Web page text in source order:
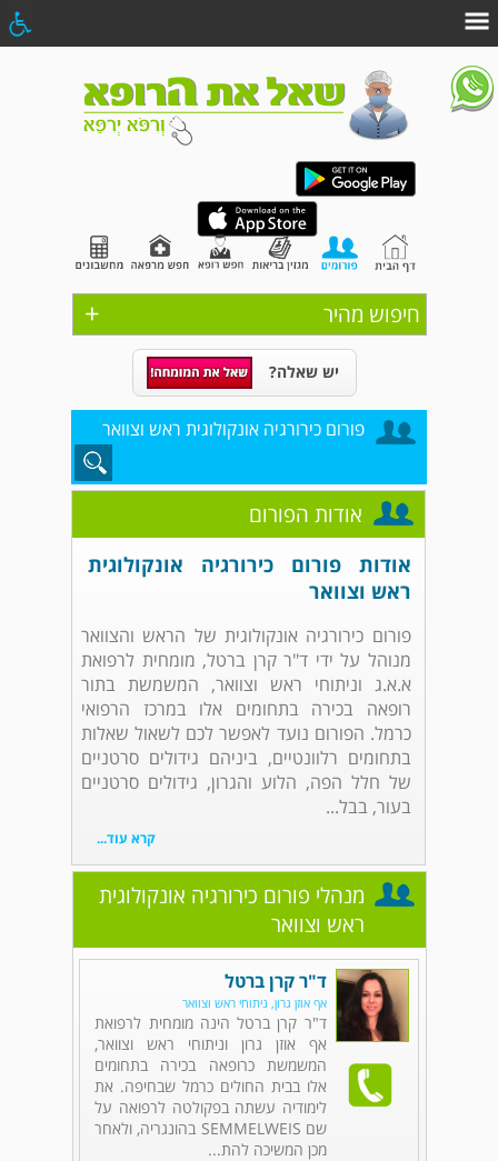
+ חיפוש מהיר
יש שאלה?
פורום כירורגיה אונקולוגית ראש וצוואר
אודות הפורום
אודות פורום כירורגיה אונקולוגית
ראש וצוואר
פורום כירורגיה אונקולוגית של הראש והצוואר
מנוהל על ידי ד"ר קרן ברטל, מומחית לרפואת
א.א.ג וניתוחי ראש וצוואר, המשמשת בתור
רופאה בכירה בתחומים אלו במרכז הרפואי
כרמל. הפורום נועד לאפשר לכם לשאול שאלות
בתחומים רלוונטיים, ביניהם גידולים סרטניים
של חלל הפה, הלוע והגרון, גידולים סרטניים
בעור, בבל...
קרא עוד...
מנהלי פורום כירורגיה אונקולוגית
ראש וצוואר
ד"ר קרן ברטל
אף אוזן גרון, ניתוחי ראש וצוואר
ד"ר קרן ברטל הינה מומחית לרפואת
אף אוזן גרון וניתוחי ראש וצוואר,
המשמשת כרופאה בכירה בתחומים
אלו בבית החולים כרמל שבחיפה. את
לימודיה עשתה בפקולטה לרפואה על
שם SEMMELWEIS בהונגריה, ולאחר
מכן המשיכה להת...